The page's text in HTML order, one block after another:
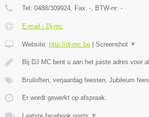
Tel: 0488/309924 , Fax: - , BTW-nr: -
E-mail › Dj-mc
Website: http://dj-mc.be | Screenshot ▼
Bij DJ MC bent u aan het juiste adres voor
Bruiloften, verjaardag feesten, Jubileum
Er wordt gewerkt op afspraak.